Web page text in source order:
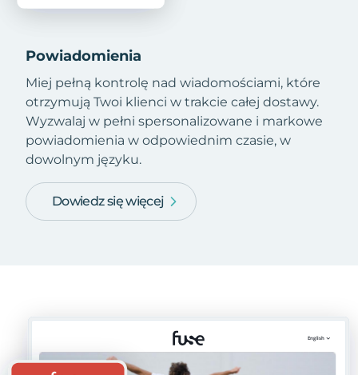
Powiadomienia
Miej pełną kontrolę nad wiadomościami, które
otrzymują Twoi klienci w trakcie całej dostawy.
Wyzwalaj w pełni spersonalizowane i markowe
powiadomienia w odpowiednim czasie, w
dowolnym języku.
Dowiedz się więcej